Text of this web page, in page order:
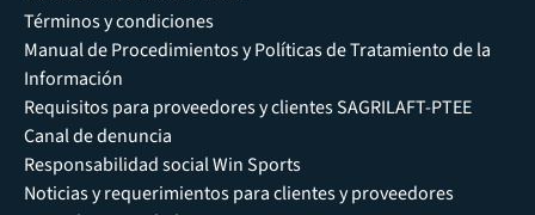
Términos y condiciones
Manual de Procedimientos y Políticas de Tratamiento de la
Información
Requisitos para proveedores y clientes SAGRILAFT-PTEE
Canal de denuncia
Responsabilidad social Win Sports
Noticias y requerimientos para clientes y proveedores